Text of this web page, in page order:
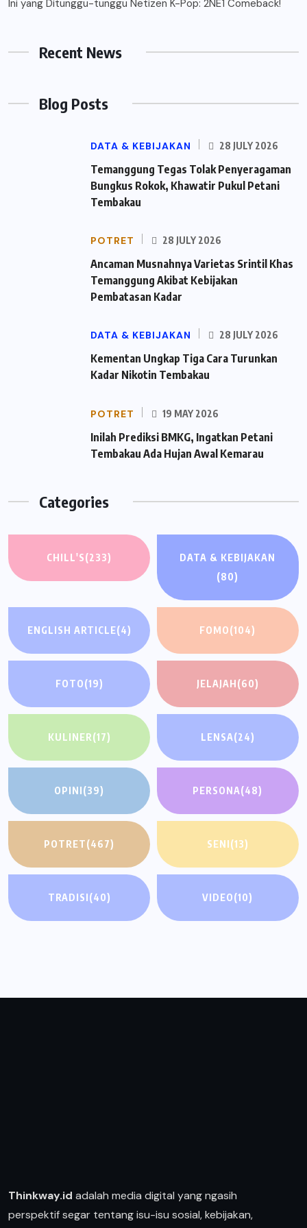
Ini yang Ditunggu-tunggu Netizen K-Pop: 2NE1 Comeback!
Recent News
Blog Posts
DATA & KEBIJAKAN 28 JULY 2026
Temanggung Tegas Tolak Penyeragaman
Bungkus Rokok, Khawatir Pukul Petani
Tembakau
POTRET 28 JULY 2026
Ancaman Musnahnya Varietas Srintil Khas
Temanggung Akibat Kebijakan
Pembatasan Kadar
DATA & KEBIJAKAN 28 JULY 2026
Kementan Ungkap Tiga Cara Turunkan
Kadar Nikotin Tembakau
POTRET 19 MAY 2026
Inilah Prediksi BMKG, Ingatkan Petani
Tembakau Ada Hujan Awal Kemarau
Categories
CHILL'S(233)
DATA & KEBIJAKAN
(80)
ENGLISH ARTICLE(4) FOMO(104)
FOTO(19) JELAJAH(60)
KULINER(17) LENSA(24)
OPINI(39) PERSONA(48)
POTRET(467) SENI(13)
TRADISI(40) VIDEO(10)
Thinkway.id adalah media digital yang ngasih
perspektif segar tentang isu-isu sosial, kebijakan,